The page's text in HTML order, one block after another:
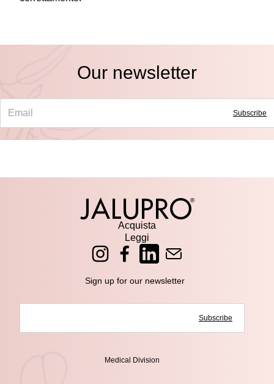
Our newsletter
Subscribe
Acquista
Leggi
Sign up for our newsletter
Subscribe
Medical Division